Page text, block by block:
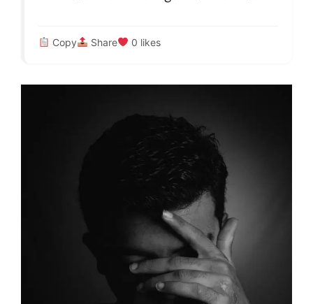
Copy Share 0 likes